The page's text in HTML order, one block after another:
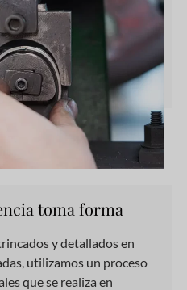
toma forma
y detallados en
utilizamos un proceso
que se realiza en